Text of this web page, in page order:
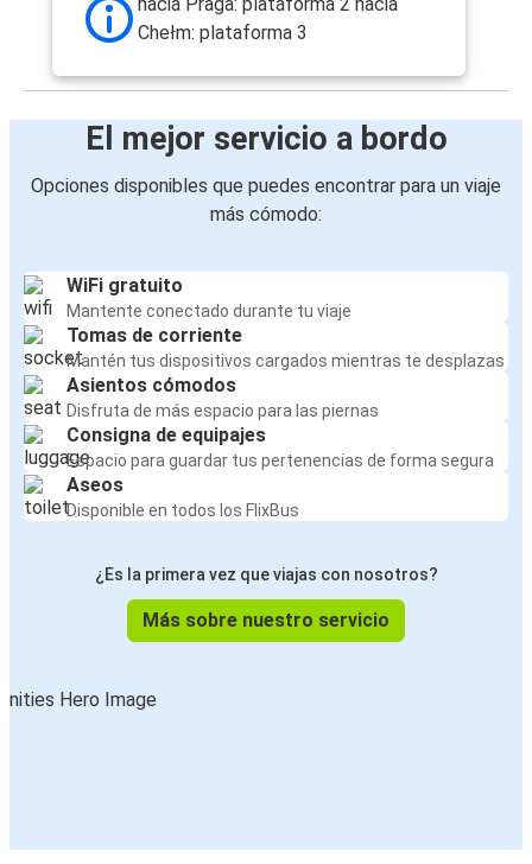
Chełm: plataforma 3
El mejor servicio a bordo
Opciones disponibles que puedes encontrar para un viaje
más cómodo:
WiFi gratuito
Mantente conectado durante tu viaje
Tomas de corriente
Mantén tus dispositivos cargados mientras te desplazas
Asientos cómodos
Disfruta de más espacio para las piernas
Consigna de equipajes
Espacio para guardar tus pertenencias de forma segura
Aseos
Disponible en todos los FlixBus
¿Es la primera vez que viajas con nosotros?
Más sobre nuestro servicio